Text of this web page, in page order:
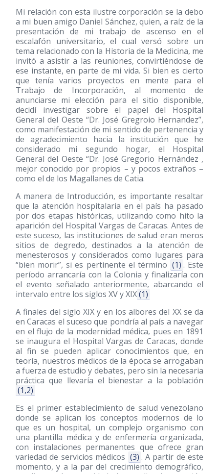
Mi relación con esta ilustre corporación se la debo
a mi buen amigo Daniel Sánchez, quien, a raíz de la
presentación de mi trabajo de ascenso en el
escalafón universitario, el cual versó sobre un
tema relacionado con la Historia de la Medicina, me
invitó a asistir a las reuniones, convirtiéndose de
ese instante, en parte de mi vida. Si bien es cierto
que tenía varios proyectos en mente para el
Trabajo de Incorporación, al momento de
anunciarse mi elección para el sitio disponible,
decidí investigar sobre el papel del Hospital
General del Oeste “Dr. José Gregroio Hernandez”,
como manifestación de mi sentido de pertenencia y
de agradecimiento hacia la institución que he
considerado mi segundo hogar, el Hospital
General del Oeste “Dr. José Gregorio Hernández ,
mejor conocido por propios – y pocos extraños –
como el de los Magallanes de Catia.
A manera de Introducción, es importante resaltar
que la atención hospitalaria en el país ha pasado
por dos etapas históricas, utilizando como hito la
aparición del Hospital Vargas de Caracas. Antes de
este suceso, las instituciones de salud eran meros
sitios de degredo, destinados a la atención de
menesterosos y considerados como lugares para
“bien morir”, si es pertinente el término (1) . Este
período arrancaría con la Colonia y finalizaría con
el evento señalado anteriormente, abarcando el
intervalo entre los siglos XV y XIX(1)
A finales del siglo XIX y en los albores del XX se da
en Caracas el suceso que pondría al país a navegar
en el flujo de la modernidad médica, pues en 1891
se inaugura el Hospital Vargas de Caracas, donde
al fin se pueden aplicar conocimientos que, en
teoría, nuestros médicos de la época se arrogaban
a fuerza de estudio y debates, pero sin la necesaria
práctica que llevaría el bienestar a la población
(1,2)
Es el primer establecimiento de salud venezolano
donde se aplican los conceptos modernos de lo
que es un hospital, un complejo organismo con
una plantilla médica y de enfermería organizada,
con instalaciones permanentes que ofrece gran
variedad de servicios médicos (3) . A partir de este
momento, y a la par del crecimiento demográfico,